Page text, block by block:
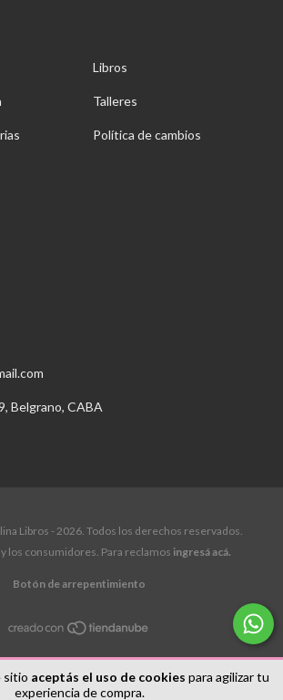
sitio aceptás el uso de cookies para agilizar tu
experiencia de compra.
Libros
Talleres
Política de cambios
Belgrano, CABA
Libros - 2026. Todos los derechos reservados.
los consumidores. Para reclamos ingresá acá.
Botón de arrepentimiento